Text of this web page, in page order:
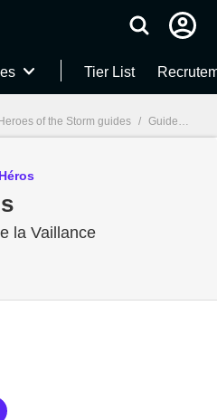
Tier List
Heroes of the Storm guides / Guides Héros HOTS
la Vaillance